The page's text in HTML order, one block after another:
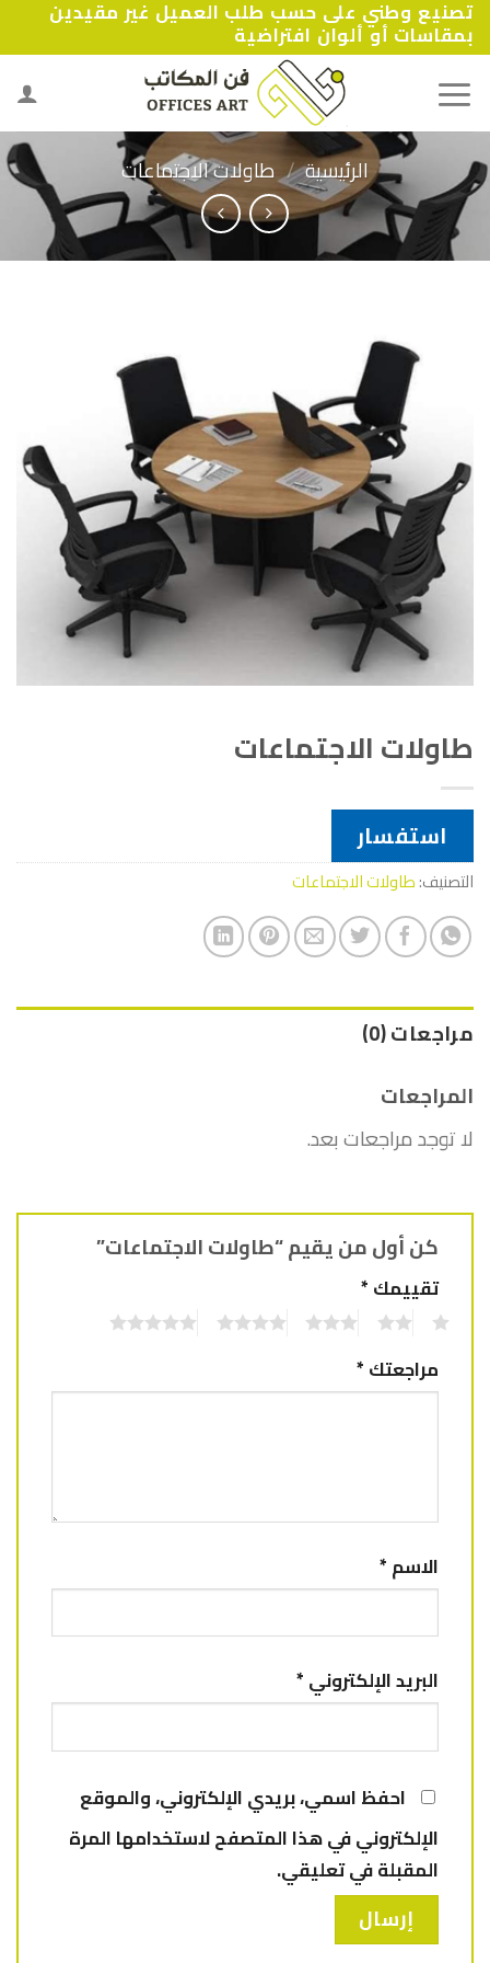
Skip
to
content
تصنيع وطني على حسب طلب العميل غير مقيدين
بمقاسات أو ألوان افتراضية
الرئيسية / طاولات الاجتماعات
طاولات الاجتماعات
استفسار
التصنيف:طاولات الاجتماعات
مراجعات (0)
المراجعات
لا توجد مراجعات بعد.
كن أول من يقيم “طاولات الاجتماعات”
تقييمك*
مراجعتك*
الاسم*
البريد الإلكتروني*
احفظ اسمي، بريدي الإلكتروني، والموقع
الإلكتروني في هذا المتصفح لاستخدامها المرة
المقبلة في تعليقي.